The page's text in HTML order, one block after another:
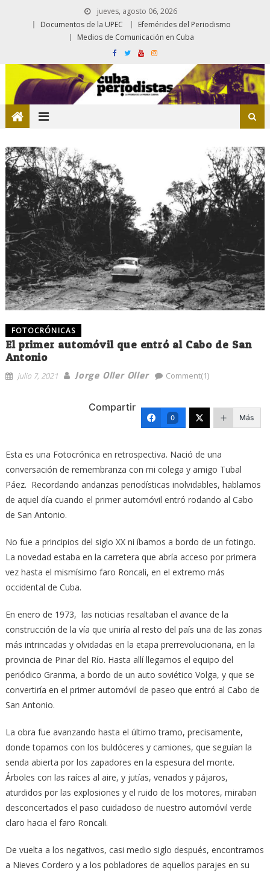
jueves, agosto 06, 2026
Documentos de la UPEC
Efemérides del Periodismo
Medios de Comunicación en Cuba
FOTOCRÓNICAS
El primer automóvil que entró al Cabo de San
Antonio
julio 7, 2021 Jorge Oller Oller Comment(1)
Compartir
0 Más
Esta es una Fotocrónica en retrospectiva. Nació de una
conversación de remembranza con mi colega y amigo Tubal
Páez. Recordando andanzas periodísticas inolvidables, hablamos
de aquel día cuando el primer automóvil entró rodando al Cabo
de San Antonio.
No fue a principios del siglo XX ni íbamos a bordo de un fotingo.
La novedad estaba en la carretera que abría acceso por primera
vez hasta el mismísimo faro Roncali, en el extremo más
occidental de Cuba.
En enero de 1973, las noticias resaltaban el avance de la
construcción de la vía que uniría al resto del país una de las zonas
más intrincadas y olvidadas en la etapa prerrevolucionaria, en la
provincia de Pinar del Río. Hasta allí llegamos el equipo del
periódico Granma, a bordo de un auto soviético Volga, y que se
convertiría en el primer automóvil de paseo que entró al Cabo de
San Antonio.
La obra fue avanzando hasta el último tramo, precisamente,
donde topamos con los buldóceres y camiones, que seguían la
senda abierta por los zapadores en la espesura del monte.
Árboles con las raíces al aire, y jutías, venados y pájaros,
aturdidos por las explosiones y el ruido de los motores, miraban
desconcertados el paso cuidadoso de nuestro automóvil verde
claro hacia el faro Roncali.
De vuelta a los negativos, casi medio siglo después, encontramos
a Nieves Cordero y a los pobladores de aquellos parajes en su